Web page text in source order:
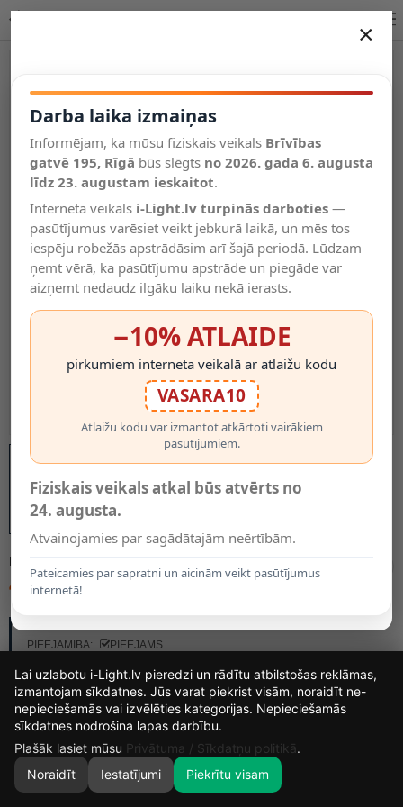
Salīdzināt
Vēlmju
saraksts
Valodas
0
MODELIS:
4.95€
PIEEJAMĪBA:
PIEEJAMS
×
Darba laika izmaiņas
Informējam, ka mūsu fiziskais veikals Brīvības
gatvē 195, Rīgā būs slēgts no 2026. gada 6. augusta
līdz 23. augustam ieskaitot.
Interneta veikals i-Light.lv turpinās darboties —
pasūtījumus varēsiet veikt jebkurā laikā, un mēs tos
iespēju robežās apstrādāsim arī šajā periodā. Lūdzam
ņemt vērā, ka pasūtījumu apstrāde un piegāde var
aizņemt nedaudz ilgāku laiku nekā ierasts.
−10% ATLAIDE
pirkumiem interneta veikalā ar atlaižu kodu
VASARA10
Atlaižu kodu var izmantot atkārtoti vairākiem
pasūtījumiem.
Fiziskais veikals atkal būs atvērts no
24. augusta.
Atvainojamies par sagādātajām neērtībām.
Pateicamies par sapratni un aicinām veikt pasūtījumus
internetā!
15
DIENAS
22
STUNDAS
5
MIN.
32
Lai uzlabotu i-Light.lv pieredzi un rādītu atbilstošas reklāmas,
izmantojam sīkdatnes. Jūs varat piekrist visām, noraidīt ne-
nepieciešamās vai izvēlēties kategorijas. Nepieciešamās
sīkdatnes nodrošina lapas darbību.
Plašāk lasiet mūsu Privātuma / Sīkdatņu politikā.
Noraidīt
Iestatījumi Piekrītu visam